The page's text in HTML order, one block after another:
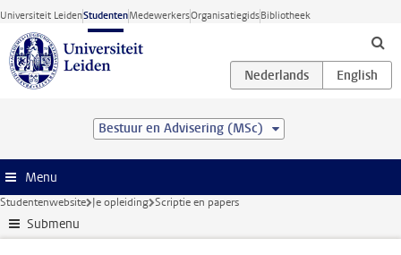
Ga direct naar de inhoud
Universiteit LeidenStudentenMedewerkersOrganisatiegidsBibliotheek
Bestuur en Advisering (MSc)
Menu
Studentenwebsite Je opleiding Scriptie en papers
Submenu